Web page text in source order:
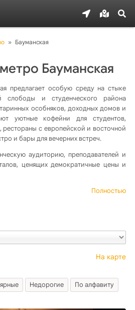
» Бауманская
Бауманская
предлагает особую среду на стыке
слободы и студенческого района
особняков, доходных домов и
уютные кофейни для студентов,
с европейской и восточной
и бары для вечерних встреч.
аудиторию, преподавателей и
ценящих демократичные цены и
Полностью
На карте
Недорогие По алфавиту